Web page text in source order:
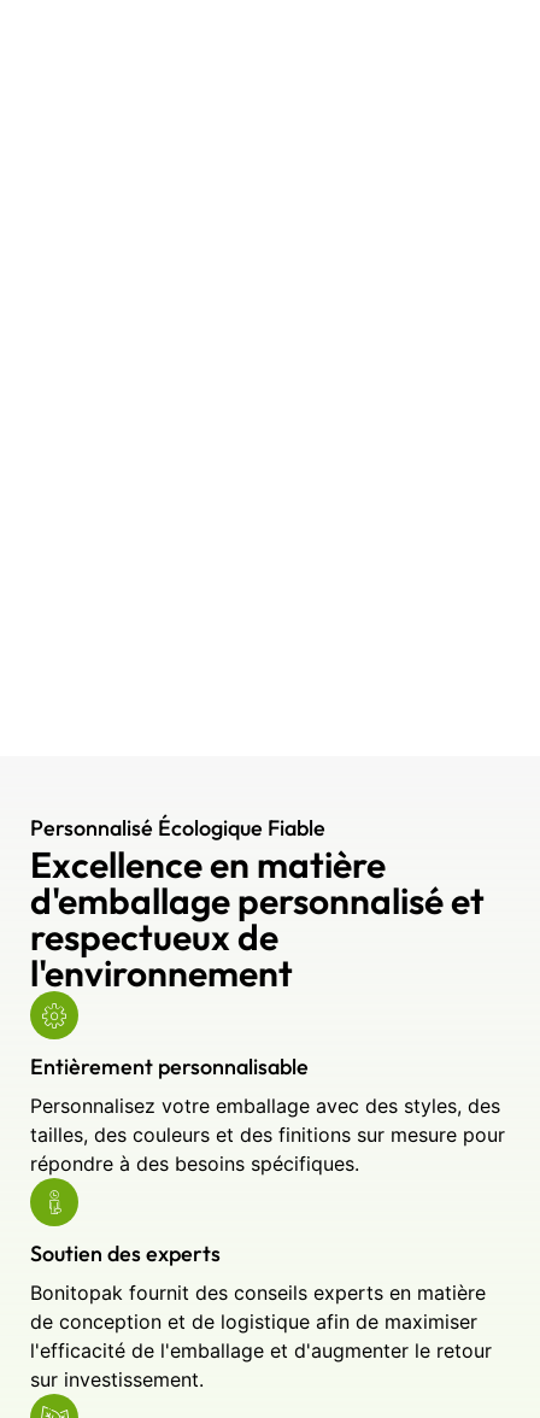
Personnalisé Écologique Fiable
Excellence en matière
d'emballage personnalisé et
respectueux de
l'environnement
Entièrement personnalisable
Personnalisez votre emballage avec des styles, des
tailles, des couleurs et des finitions sur mesure pour
répondre à des besoins spécifiques.
Soutien des experts
Bonitopak fournit des conseils experts en matière
de conception et de logistique afin de maximiser
l'efficacité de l'emballage et d'augmenter le retour
sur investissement.